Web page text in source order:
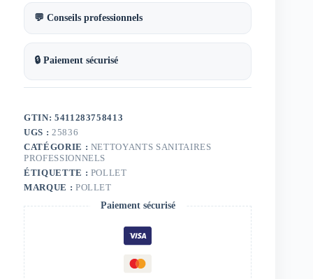
💬 Conseils professionnels
🔒 Paiement sécurisé
GTIN: 5411283758413
UGS : 25836
CATÉGORIE : NETTOYANTS SANITAIRES
PROFESSIONNELS
ÉTIQUETTE : POLLET
MARQUE : POLLET
Paiement sécurisé